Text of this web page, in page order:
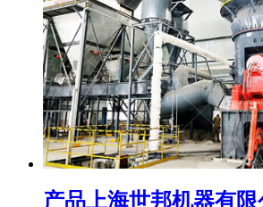
产品上海世邦机器有